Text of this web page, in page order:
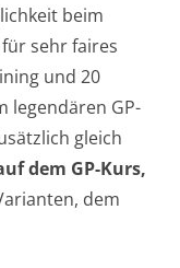
beim
für sehr faires
und 20
legendären GP-
gleich
dem GP-Kurs,
dem